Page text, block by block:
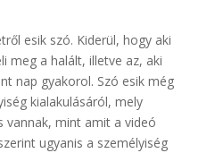
esik szó. Kiderül, hogy aki
meg a halált, illetve az, aki
nap gyakorol. Szó esik még
kialakulásáról, mely
vannak, mint amit a videó
ugyanis a személyiség